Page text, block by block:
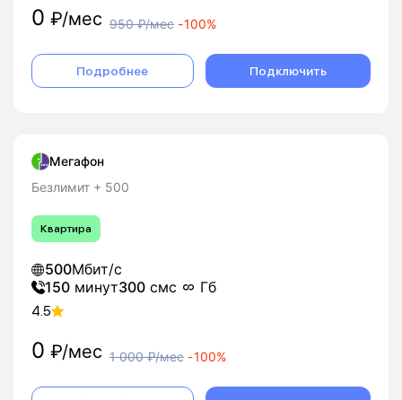
0 ₽/мес 950₽/мес -100%
Подробнее Подключить
Мегафон
Безлимит + 500
Квартира
500Мбит/с
150 минут300 смс Гб
4.5
0 ₽/мес 1 000₽/мес -100%